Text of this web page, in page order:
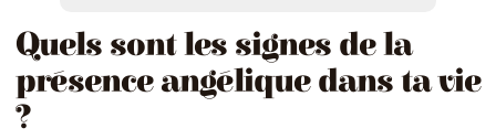
Quels sont les signes de la
présence angélique dans ta vie
?